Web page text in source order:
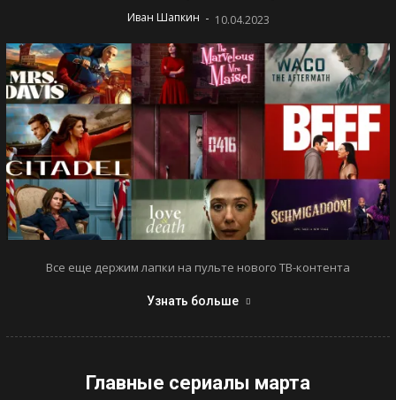
Иван Шапкин - 10.04.2023
Все еще держим лапки на пульте нового ТВ-контента
Узнать больше
Главные сериалы марта